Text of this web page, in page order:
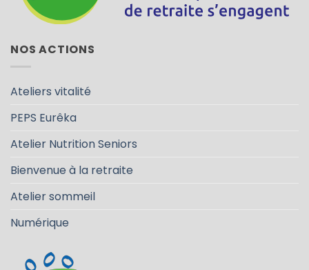
NOS ACTIONS
Ateliers vitalité
PEPS Eurêka
Atelier Nutrition Seniors
Bienvenue à la retraite
Atelier sommeil
Numérique